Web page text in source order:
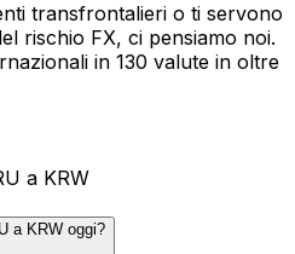
transfrontalieri o ti servono
rischio FX, ci pensiamo noi.
in 130 valute in oltre
a KRW
a KRW oggi?